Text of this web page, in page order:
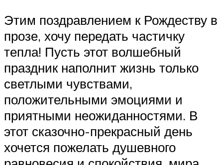
Этим поздравлением к Рождеству в
прозе, хочу передать частичку
тепла! Пусть этот волшебный
праздник наполнит жизнь только
светлыми чувствами,
положительными эмоциями и
приятными неожиданностями. В
этот сказочно-прекрасный день
хочется пожелать душевного